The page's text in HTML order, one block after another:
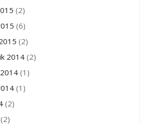
(2)
(6)
(2)
2014 (2)
(1)
(1)
(2)
(2)